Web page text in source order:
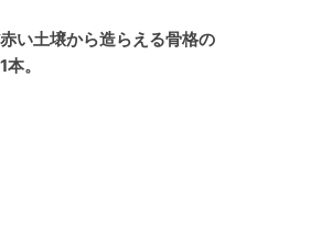
い土壌から造らえる骨格の
。